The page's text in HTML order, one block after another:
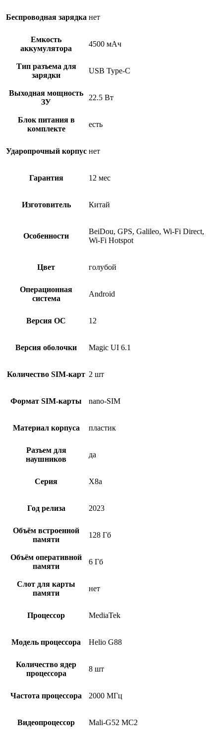
Беспроводная зарядка нет
Емкость
аккумулятора
4500 мАч
Тип разъема для
зарядки
USB Type-C
Выходная мощность
ЗУ
22.5 Вт
Блок питания в
комплекте
есть
Ударопрочный корпус нет
Гарантия 12 мес
Изготовитель Китай
Особенности
BeiDou, GPS, Galileo, Wi-Fi Direct,
Wi-Fi Hotspot
Цвет голубой
Операционная
система
Android
Версия ОС 12
Версия оболочки Magic UI 6.1
Количество SIM-карт 2 шт
Формат SIM-карты nano-SIM
Материал корпуса пластик
Разъем для
наушников
да
Серия X8a
Год релиза 2023
Объём встроенной
памяти
128 Гб
Объём оперативной
памяти
6 Гб
Слот для карты
памяти
нет
Процессор MediaTek
Модель процессора Helio G88
Количество ядер
процессора
8 шт
Частота процессора 2000 МГц
Видеопроцессор Mali-G52 MC2